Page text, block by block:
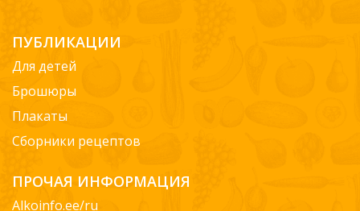
ПУБЛИКАЦИИ
Для детей
Брошюры
Плакаты
Сборники рецептов
ПРОЧАЯ ИНФОРМАЦИЯ
Alkoinfo.ee/ru